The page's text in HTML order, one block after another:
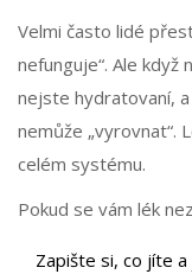
Velmi často lidé
nefunguje“. Ale
nejste hydratovaní,
nemůže „vyrovnat“.
celém systému.
Pokud se vám lék
Zapište si, co jíte